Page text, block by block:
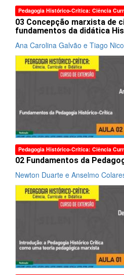
Pedagogia Histórico-Crítica: Ciência
03 Concepção marxista de
fundamentos da didática
Ana Carolina Galvão e Tiago
Pedagogia Histórico-Crítica: Ciência
02 Fundamentos da
Newton Duarte e Anselmo